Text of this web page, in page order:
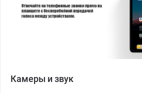
Камеры и звук